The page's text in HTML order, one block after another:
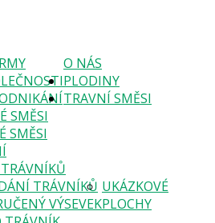
O NÁS
PLODINY
TRAVNÍ SMĚSI
SMĚSI
SMĚSI
TRÁVNÍKŮ
VÝSEVEK
UKÁZKOVÉ
PLOCHY